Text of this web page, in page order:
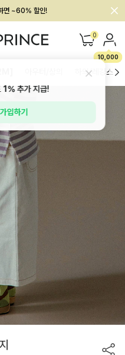
원 혜택
0
10,000
하의/레깅스
1%추가 지급!
입하기